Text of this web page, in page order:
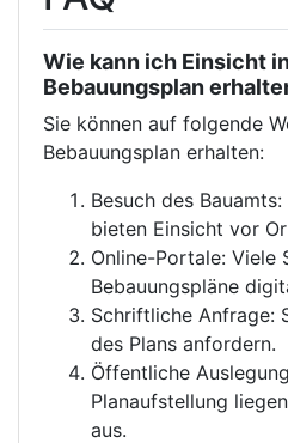
Wie kann ich Einsicht
Bebauungsplan
Sie können auf folgende
Bebauungsplan erhalten:
Besuch des
bieten Einsicht vor
Online-Portale: Viele
Bebauungspläne
Schriftliche Anfrage:
des Plans anfordern.
Öffentliche
Planaufstellung
aus.